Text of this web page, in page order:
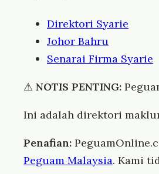
Direktori Syarie
Johor Bahru
Senarai Firma Syarie
⚠ NOTIS PENTING:
Ini adalah direktori
Penafian:
Peguam Malaysia. Kami